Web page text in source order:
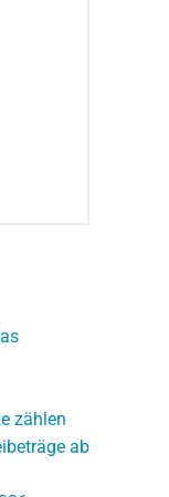
zählen
ab